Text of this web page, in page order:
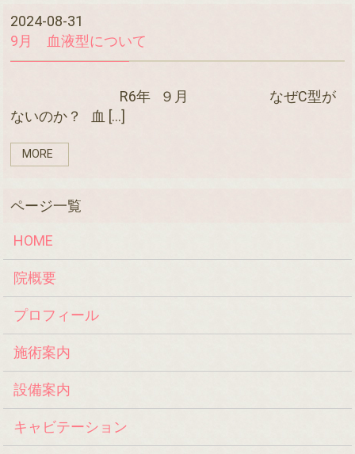
2024-08-31
9月 血液型について
R6年 ９月 なぜC型が
ないのか？ 血 […]
MORE
HOME
院概要
プロフィール
施術案内
設備案内
キャビテーション